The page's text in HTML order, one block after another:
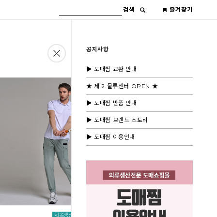
검색 즐겨찾기
공지사항
▶ 도매찜 교환 안내
★ 제 2 물류센터 OPEN ★
▶ 도매찜 반품 안내
▶ 도매찜 브랜드 스토리
▶ 도매찜 이용안내